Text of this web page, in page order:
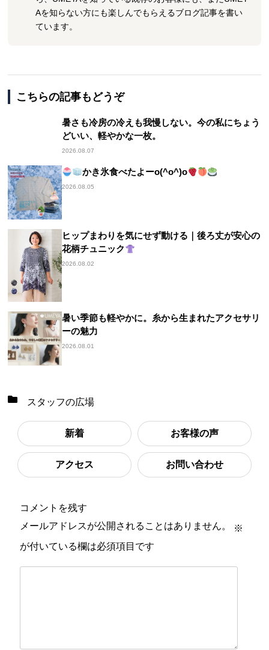
Aを知らない方にも楽しんでもらえるブログ記事を書い
ています。
こちらの記事もどうぞ
暑さも冷房の冷えも我慢しない。今の私にちょう
どいい、軽やかな一枚。
2026.08.07
かき氷食べたよーo(^o^)o
2026.08.05
ヒップまわりを気にせず動ける｜後ろ丈が安心の
花柄チュニック
2026.08.02
暑い季節も軽やかに。糸から生まれたアクセサリ
ーの魅力
2026.08.01
スタッフの広場
新着 お客様の声
アクセス お問い合わせ
コメントを残す
メールアドレスが公開されることはありません。
※
が付いている欄は必須項目です